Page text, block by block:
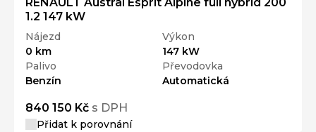
1.2 147 kW
Nájezd
0 km
Výkon
147 kW
Palivo
Benzín
Převodovka
Automatická
840 150 Kč s DPH
Přidat k porovnání